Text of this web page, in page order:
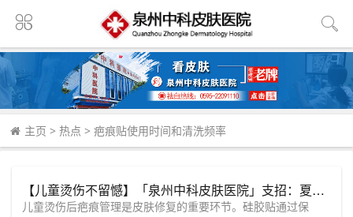
主页 > 热点 > 疤痕贴使用时间和清洗频率
【儿童烫伤不留憾】「泉州中科皮肤医院」支招：夏季防疤有妙招，硅胶贴你用对了吗？
儿童烫伤后疤痕管理是皮肤修复的重要环节。硅胶贴通过保